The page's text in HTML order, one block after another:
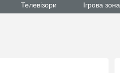
Телевізори Ігрова зона